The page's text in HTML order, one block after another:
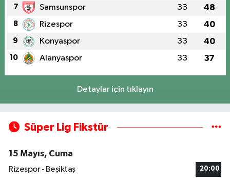
7 Samsunspor 33 48
8 Rizespor 33 40
9 Konyaspor 33 40
10 Alanyaspor 33 37
Detaylar için tıklayın
Süper Lig Fikstür
15 Mayıs, Cuma
Rizespor - Beşiktaş
20:00